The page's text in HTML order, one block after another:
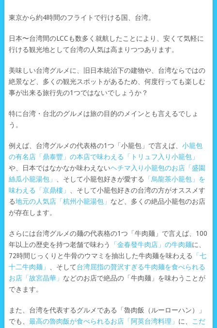
東京から約4時間のフライトで行ける国、台湾。
日本〜台湾間のLCCも数多く就航したことにより、安くて気軽に
行ける観光地として台湾の人気は高まりつつあります。
美味しい台湾グルメに、旧日本統治下の建物や、台湾ならではの
絶景など、多くの観光スポットがあるため、何度行っても楽しむ
事が出来る旅行先の1つではないでしょうか？
特に台湾・台北のグルメは旅の目的のメインとも言えるでしょ
う。
例えば、台湾グルメの代表格の1つ「小籠包」で言えば、 小籠包
の有名店「鼎泰豐」の本店で味わえる「トリュフ入り小籠包」
や、日本ではなかなか味わえないヘチマ入り小籠包のお店「盛園
絲瓜小籠湯包」
、そして小籠包好きが愛する 「烏龍茶小籠包」を
味わえる「京鼎樓」
、そして小籠包好きの台湾の方がオススメす
る地元の人気店「杭州小籠湯包」 など、多くの絶品小籠包のお店
が存在します。
さらには台湾グルメの麺の代表格の1つ「牛肉麺」で言えば、100
年以上の歴史を持つ老舗で味わう
「金春發牛肉店」の牛肉麺に、
72時間じっくりと牛骨のウマミを抽出した牛肉麺を味わえる 「七
十二牛肉麺」
、そして台湾屈指の贅沢すぎる牛肉麺を食べられる
お店「故宮晶華」 などのお店で絶品の「牛肉麺」を味わうことが
できます。
また、台湾を代表するグルメである「魯肉飯（ルーローハン）」
でも、 最高の魯肉飯が食べられるお店「阿英台湾料理」 に、
こだ